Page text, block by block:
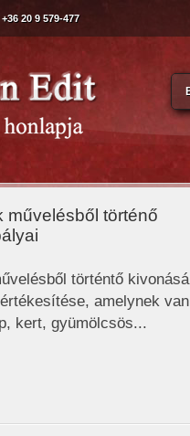
+36 20 9 579-477
művelésből történő
történtő
amelynek
kert, gyümölcsös...